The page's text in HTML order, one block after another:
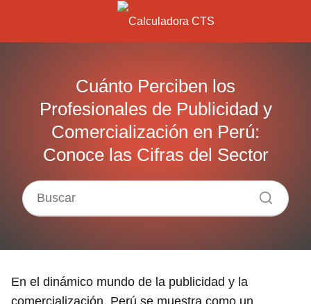
Cuánto Perciben los
Profesionales de Publicidad y
Comercialización en Perú:
Conoce las Cifras del Sector
En el dinámico mundo de la publicidad y la
comercialización, Perú se muestra como un